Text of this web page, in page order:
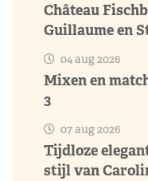
Château
Guillaume en
04 aug 2026
Mixen en
3
07 aug 2026
Tijdloze
stijl van